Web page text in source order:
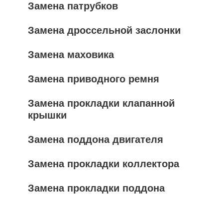
Замена патрубков
Замена дроссельной заслонки
Замена маховика
Замена приводного ремня
Замена прокладки клапанной
крышки
Замена поддона двигателя
Замена прокладки коллектора
Замена прокладки поддона